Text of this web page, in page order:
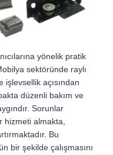
yönelik pratik
sektöründe raylı
açısından
düzenli bakım ve
Sorunlar
hizmeti almakta,
Bu
bir şekilde çalışmasını